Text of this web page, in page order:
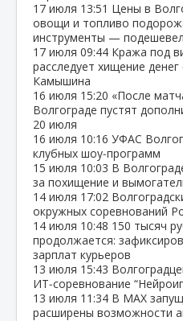
17 июля 13:51 Цены в
овощи и топливо
инструменты —
17 июля 09:44 Кража под
расследует хищение
Камышина
16 июля 15:20 «После
Волгограде пустят
20 июля
16 июля 10:16 УФАС
клубных шоу‑программ
15 июля 10:03 В
за похищение и
14 июля 17:02
окружных соревнований
14 июля 10:48 150 тысяч
продолжается:
зарплат курьеров
13 июля 15:43
ИТ‑соревнование
13 июля 11:34 В МАХ
расширены возможности